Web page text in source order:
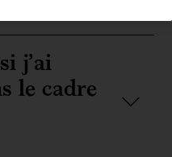
j’ai
le cadre